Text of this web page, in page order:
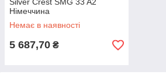
Німеччина
Немає в наявності
5 687,70 ₴